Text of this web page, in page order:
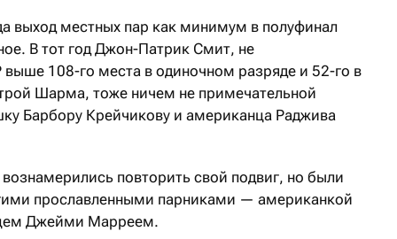
выход местных пар как минимум в полуфинал
В тот год Джон-Патрик Смит, не
108-го места в одиночном разряде и 52-го в
Шарма, тоже ничем не примечательной
Барбору Крейчикову и американца Раджива
повторить свой подвиг, но были
прославленными парниками — американкой
Джейми Марреем.